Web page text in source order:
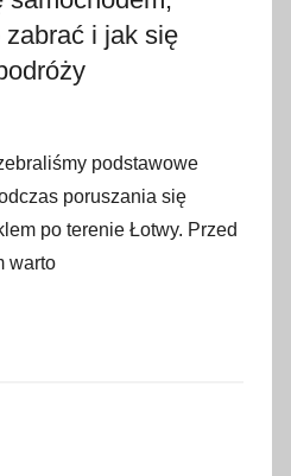
i jak się
podstawowe
poruszania się
po terenie Łotwy. Przed
warto